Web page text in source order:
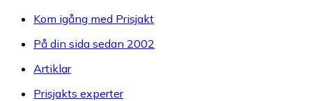
Kom igång med Prisjakt
På din sida sedan 2002
Artiklar
Prisjakts experter